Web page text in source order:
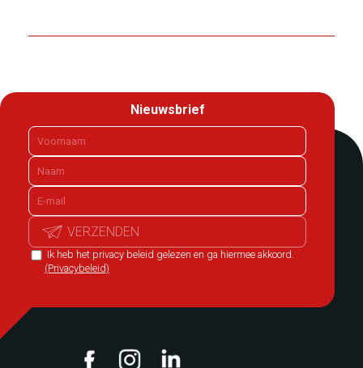
Nieuwsbrief
Ik heb het privacy beleid gelezen en ga hiermee akkoord.
(Privacybeleid)
VERZENDEN